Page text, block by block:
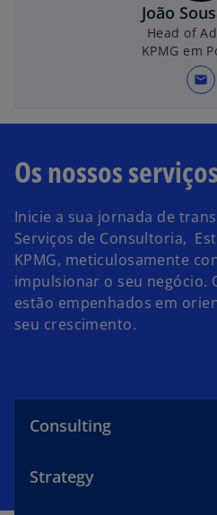
João
Head of
KPMG em
mail
Os nossos serviços
Inicie a sua jornada de
Serviços de Consultoria,
KPMG, meticulosamente
impulsionar o seu negócio.
estão empenhados em
seu crescimento.
Consulting
Strategy